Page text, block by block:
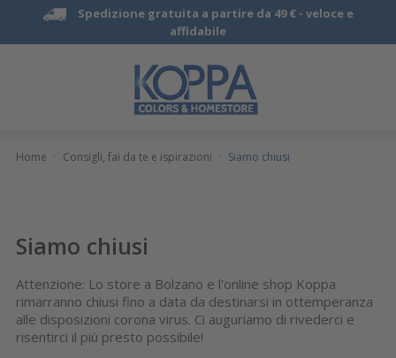
Spedizione gratuita a partire da 49 € - veloce e
affidabile
Home · Consigli, fai da te e ispirazioni · Siamo chiusi
Siamo chiusi
Attenzione: Lo store a Bolzano e l'online shop Koppa
rimarranno chiusi fino a data da destinarsi in ottemperanza
alle disposizioni corona virus. Ci auguriamo di rivederci e
risentirci il più presto possibile!